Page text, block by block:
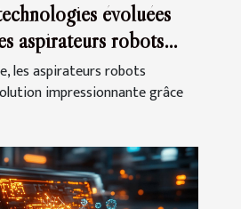
évoluées
aspirateurs robots
les aspirateurs robots
impressionnante grâce